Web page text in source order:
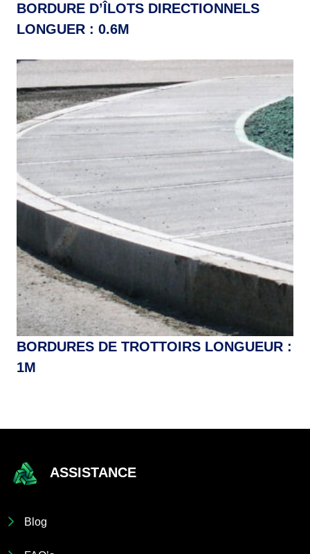
BORDURE D’ÎLOTS DIRECTIONNELS
LONGUER : 0.6M
BORDURES DE TROTTOIRS LONGUEUR :
1M
ASSISTANCE
Blog